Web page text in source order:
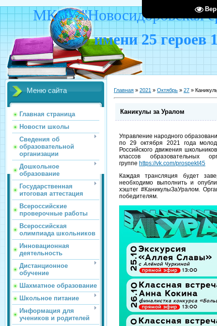
МКОУ "Новосидоровская
имени 25 героев
Меню сайта
Главная страница
Новости школы
Сведения об
образовательной
организации
Дошкольное
образование
Государственная
итоговая аттестация
Всероссийские
проверочные работы
Всероссийская
олимпиада школьников
Инновационная
деятельность
Дистанционное
обучение
Шахматное образование
Школьное питание
Информация для
учеников и родителей
Главная » 2021 » Октябрь » 27 »
Каникулы за Уралом
Управление народного
по 29 октября 2021 года
Российского движения
классов образовательных
группе https://vk.com/prospekt45
Каждая трансляция будет
необходимо выполнить и
хэштег #КаникулыЗаУралом.
победителям.